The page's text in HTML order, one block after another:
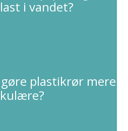
i vandet?
plastikrør mere